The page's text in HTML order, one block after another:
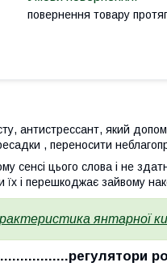
повернення товару
антистрессант, який
, переносити
сенсі цього слова і не
і перешкоджає зайвому
янтарної